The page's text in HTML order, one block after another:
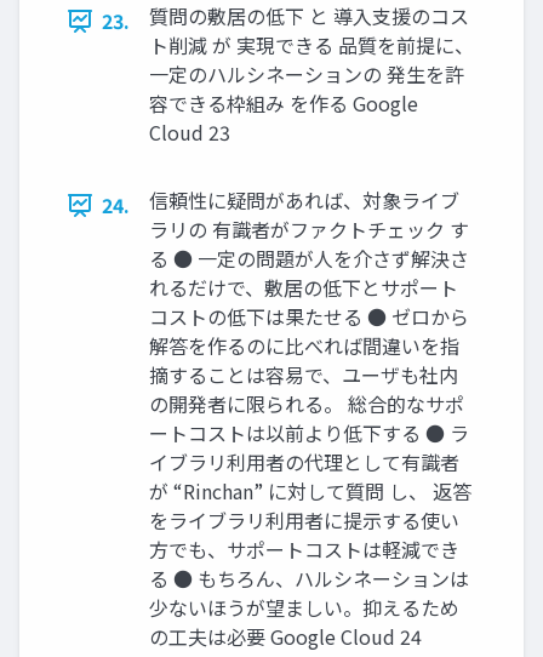
23.
質問の敷居の低下 と 導入支援のコス
ト削減 が 実現できる 品質を前提に、
一定のハルシネーションの 発生を許
容できる枠組み を作る Google
Cloud 23
24.
信頼性に疑問があれば、対象ライブ
ラリの 有識者がファクトチェック す
る ● 一定の問題が人を介さず解決さ
れるだけで、敷居の低下とサポート
コストの低下は果たせる ● ゼロから
解答を作るのに比べれば間違いを指
摘することは容易で、ユーザも社内
の開発者に限られる。 総合的なサポ
ートコストは以前より低下する ● ラ
イブラリ利用者の代理として有識者
が “Rinchan” に対して質問 し、 返答
をライブラリ利用者に提示する使い
方でも、サポートコストは軽減でき
る ● もちろん、ハルシネーションは
少ないほうが望ましい。抑えるため
の工夫は必要 Google Cloud 24